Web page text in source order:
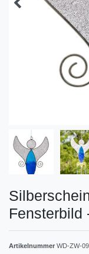
Fensterbild
Artikelnummer WD-ZW-